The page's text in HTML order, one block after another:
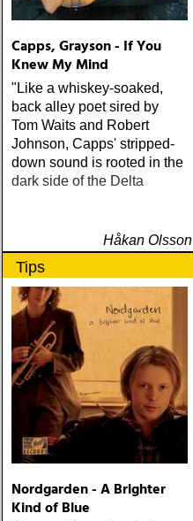
Capps, Grayson - If You
Knew My Mind
"Like a whiskey-soaked,
back alley poet sired by
Tom Waits and Robert
Johnson, Capps' stripped-
down sound is rooted in the
dark side of the Delta
Håkan Olsson
Tips
Nordgarden - A Brighter
Kind of Blue